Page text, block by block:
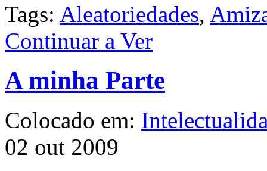
Tags: Aleatoriedades,
Continuar a Ver
A minha Parte
Colocado em:
02 out 2009